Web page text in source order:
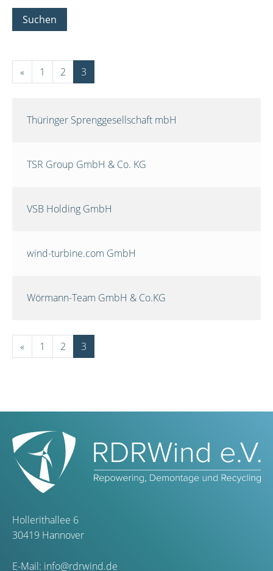
Suchen
« 1 2 3
Thüringer Sprenggesellschaft mbH
TSR Group GmbH & Co. KG
VSB Holding GmbH
wind-turbine.com GmbH
Wörmann-Team GmbH & Co.KG
« 1 2 3
Hollerithallee 6
30419 Hannover
E-Mail: info@rdrwind.de